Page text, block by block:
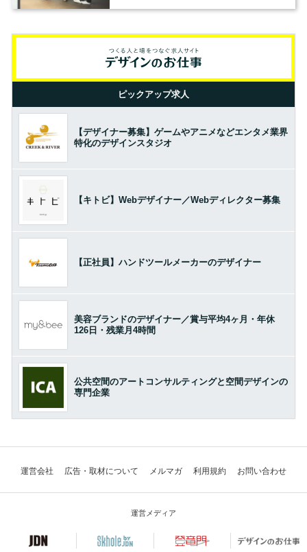
ピックアップ求人
【デザイナー募集】ゲームやアニメなどエンタメ業界
特化のデザインスタジオ
【キトビ】Webデザイナー／Webディレクター募集
【正社員】ハンドツールメーカーのデザイナー
美容ブランドのデザイナー／賞与平均4ヶ月・年休
126日・残業月4時間
公共空間のアートコンサルティングと空間デザインの
専門企業
運営会社 広告・取材について メルマガ 利用規約 お問い合わせ
運営メディア